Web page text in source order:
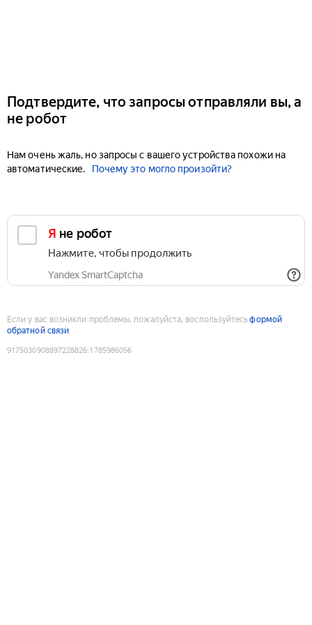
Подтвердите, что запросы отправляли вы, а
не робот
Нам очень жаль, но запросы с вашего устройства похожи на
автоматические.
Почему это могло произойти?
Я не робот
Нажмите, чтобы продолжить
Yandex SmartCaptcha
Если у вас возникли проблемы, пожалуйста, воспользуйтесьформой
обратной связи
9175030908897228826:1785986056